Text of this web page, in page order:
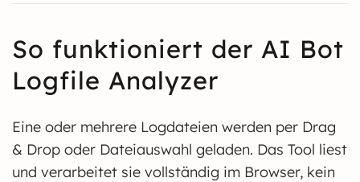
So funktioniert der AI Bot
Logfile Analyzer
Eine oder mehrere Logdateien werden per Drag
& Drop oder Dateiauswahl geladen. Das Tool liest
und verarbeitet sie vollständig im Browser, kein